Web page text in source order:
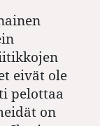
eivät ole
pelottaa
on